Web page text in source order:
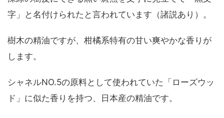
字」と名付けられたと言われています（諸説あり）。
樹木の精油ですが、柑橘系特有の甘い爽やかな香りが
します。
シャネルNO.5の原料として使われていた「ローズウッ
ド」に似た香りを持つ、日本産の精油です。